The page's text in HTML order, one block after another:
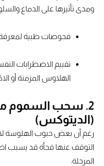
ومدى تأثيرها على الدماغ
فحوصات طبية لمعرفة
تقييم الاضطرابات
الهلاوس المزمنة أو
2. سحب السموم
(الديتوكس)
رغم أن بعض حبوب الهلوسة لا
التوقف عنها فجأة قد يسبب
المرحلة: